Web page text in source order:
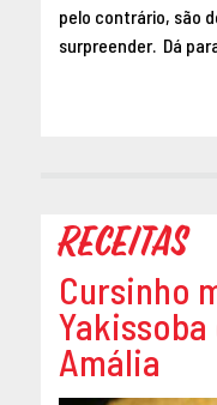
pelo contrário, são
surpreender. Dá para
Receitas
Cursinho
Amália